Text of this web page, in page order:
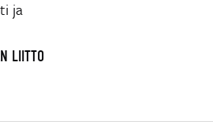
ja
LIITTO